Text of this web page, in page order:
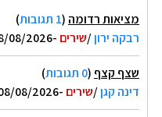
מציאות רדומה (1 תגובות
)
רבקה ירון/שירים -08/08/2026 16:24
שצף קצף (0 תגובות
)
דינה קגן/שירים -08/08/2026 14:11